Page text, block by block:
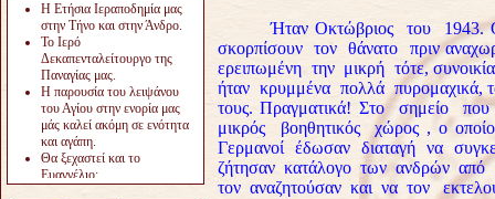
Η Ετήσια Ιεραποδημία μας
στην Τήνο και στην Άνδρο.
Το Ιερό
Δεκαπενταλείτουργο της
Παναγίας μας.
Η παρουσία του λειψάνου
του Αγίου στην ενορία μας
μάς καλεί ακόμη σε ενότητα
και αγάπη.
Θα ξεχαστεί και το
Ευαγγέλιο;
Ήταν Οκτώβριος του 1943. Οι
σκορπίσουν τον θάνατο πριν
ερειπωμένη την μικρή τότε,
ήταν κρυμμένα πολλά πυρομαχικά,
τους. Πραγματικά! Στο σημείο
μικρός βοηθητικός χώρος , ο
Γερμανοί έδωσαν διαταγή να
ζήτησαν κατάλογο των ανδρών
τον αναζητούσαν και να τον